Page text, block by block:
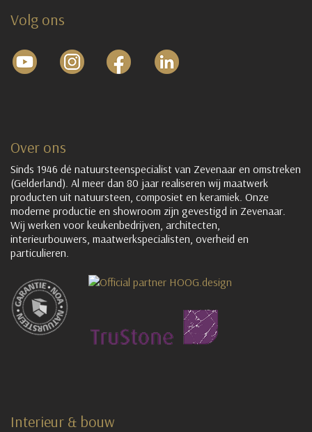
Volg ons
Over ons
Sinds 1946 dé natuursteenspecialist van Zevenaar en omstreken
(Gelderland). Al meer dan 80 jaar realiseren wij maatwerk
producten uit natuursteen, composiet en keramiek. Onze
moderne productie en showroom zijn gevestigd in Zevenaar.
Wij werken voor keukenbedrijven, architecten,
interieurbouwers, maatwerkspecialisten, overheid en
particulieren.
Interieur & bouw